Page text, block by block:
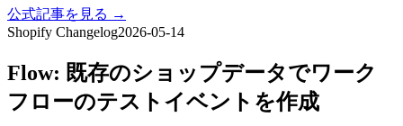
公式記事を見る →
Shopify Changelog2026-05-14
Flow: 既存のショップデータでワーク
フローのテストイベントを作成